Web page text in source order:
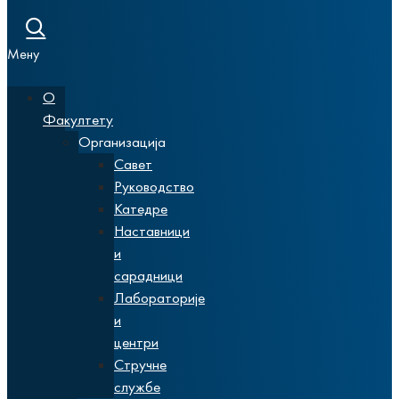
Мену
О
Факултету
Организација
Савет
Руководство
Катедре
Наставници
и
сарадници
Лабораторије
и
центри
Стручне
службе